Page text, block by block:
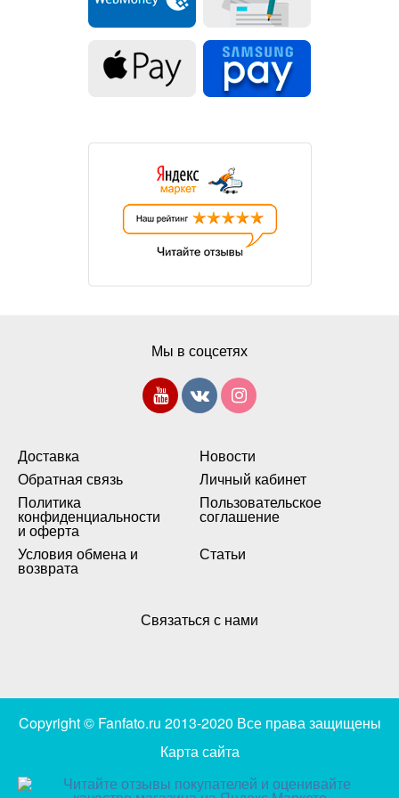
Доставка
Новости
Обратная связь
Личный кабинет
Политика
конфиденциальности
и оферта
Пользовательское
соглашение
Условия обмена и
возврата
Статьи
Мы в соцсетях
Связаться с нами
Copyright © Fanfato.ru 2013-2020 Все права защищены
Карта сайта